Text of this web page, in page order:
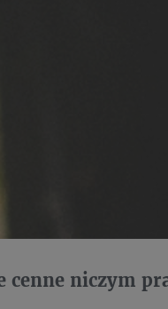
cenne niczym